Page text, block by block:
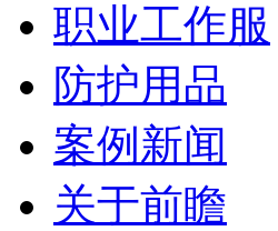
职业工作服
防护用品
案例新闻
关于前瞻